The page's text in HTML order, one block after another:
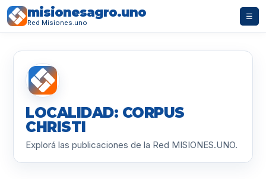
misionesagro.uno
Red Misiones.uno
☰
LOCALIDAD: CORPUS
CHRISTI
Explorá las publicaciones de la Red MISIONES.UNO.